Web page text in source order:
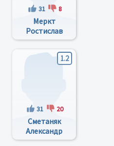
31 8
Меркт
Ростислав
Владимирович
1.2
31 20
Сметаняк
Александр
Ярославович